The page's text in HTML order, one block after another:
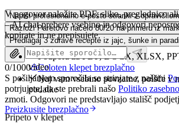
Napiši profesionalno e-pošto stranki z
Razloži Paretovo načelo 80/20 na primeru iz
Predlagaj 3 zdrave recepte iz jajc, šunke in
0/1000
Celoten klepet brezplačno
S pošiljanjem sporočila se strinjate z našimi
potrjujete, da ste prebrali našo Politiko
zmoti. Odgovori ne predstavljajo stališč
V pogovor naložite PDF, sliko, preglednico ali
– AI chat prebere vsebino in odgovori
kopirate in ne prepisujete.
Podpora za PDF, DOCX, XLSX,
video
Naj vam vsebino povzame, poišče v
podatke
Preizkusite brezplačno
Pripeto v klepet